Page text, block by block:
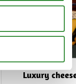
Luxury